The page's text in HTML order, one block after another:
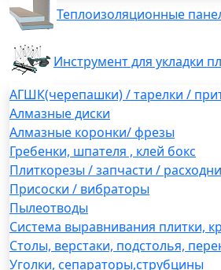
Теплоизоляционные
Инструмент для укладки
АГШК(черепашки) / тарелки /
Алмазные диски
Алмазные коронки/ фрезы
Гребенки, шпателя , клей бокс
Плиткорезы / запчасти /
Присоски / вибраторы
Пылеотводы
Система выравнивания плитки,
Столы, верстаки, подстолья,
Уголки, сепараторы,струбцины